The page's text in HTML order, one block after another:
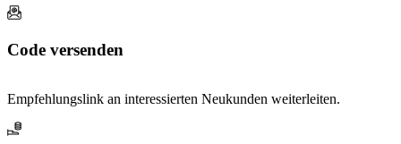
Code versenden
Empfehlungslink an interessierten Neukunden weiterleiten.